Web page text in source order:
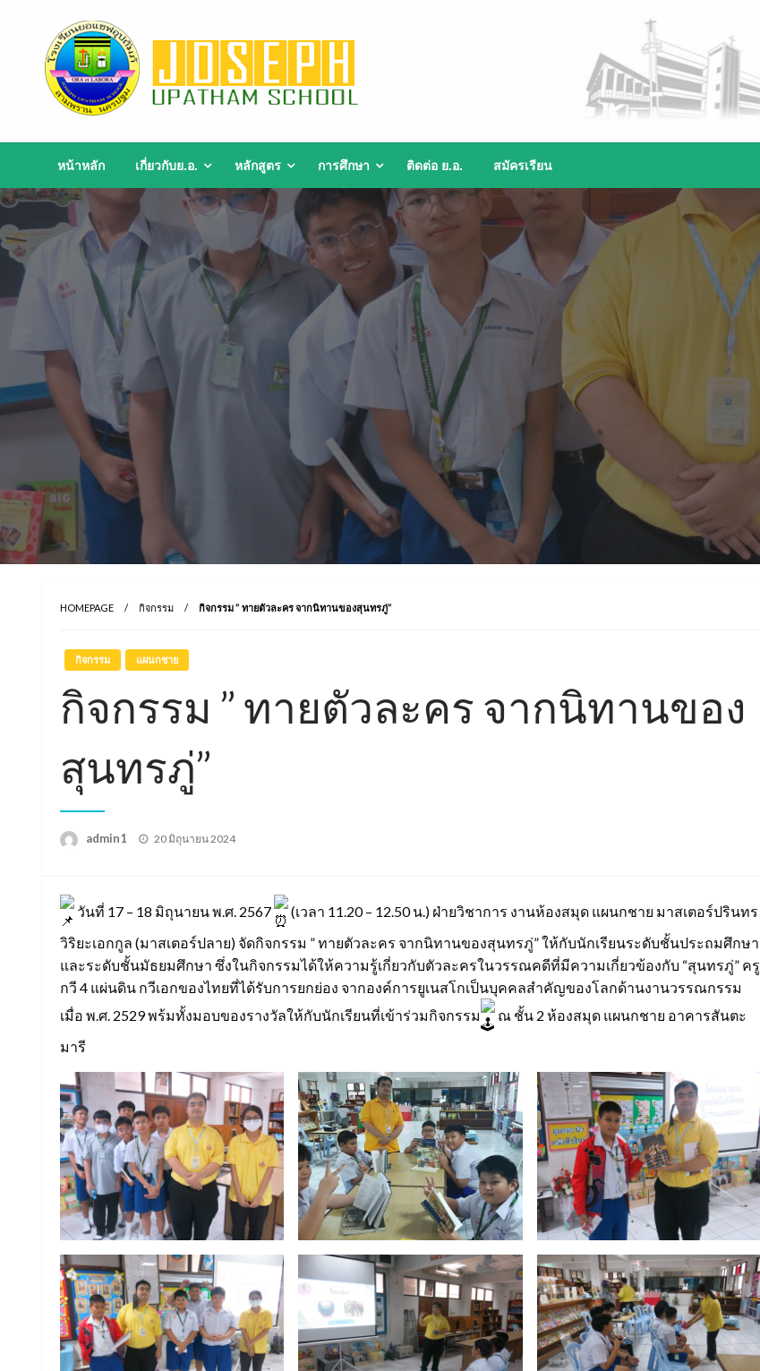
content
หน้าหลัก เกี่ยวกับย.อ. หลักสูตร การศึกษา ติดต่อ ย.อ. สมัครเรียน
HOMEPAGE กิจกรรม กิจกรรม ” ทายตัวละคร จากนิทานของสุนทรภู่”
กิจกรรม แผนกชาย
กิจกรรม ” ทายตัวละคร จากนิทานของ
สุนทรภู่”
admin1
Posted
20 มิถุนายน 2024
วันที่ 17 – 18 มิถุนายน พ.ศ. 2567
(เวลา 11.20 – 12.50 น.) ฝ่ายวิชาการ งานห้องสมุด แผนกชาย มาสเตอร์ปรินทร
วิริยะเอกกูล (มาสเตอร์ปลาย) จัดกิจกรรม ” ทายตัวละคร จากนิทานของสุนทรภู่” ให้กับนักเรียนระดับชั้นประถมศึกษา
และระดับชั้นมัธยมศึกษา ซึ่งในกิจกรรมได้ให้ความรู้เกี่ยวกับตัวละครในวรรณคดีที่มีความเกี่ยวข้องกับ “สุนทรภู่” ครู
กวี 4 แผ่นดิน กวีเอกของไทยที่ได้รับการยกย่อง จากองค์การยูเนสโกเป็นบุคคลสำคัญของโลกด้านงานวรรณกรรม
เมื่อ พ.ศ. 2529 พร้มทั้งมอบของรางวัลให้กับนักเรียนที่เข้าร่วมกิจกรรม
ณ ชั้น 2 ห้องสมุด แผนกชาย อาคารสันตะ
มารี